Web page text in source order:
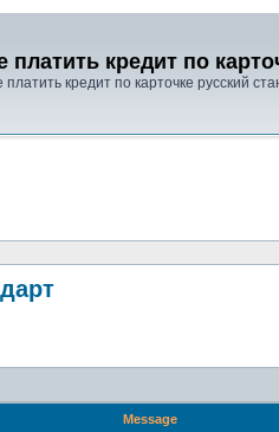
платить кредит по
кредит по карточке русский
Message